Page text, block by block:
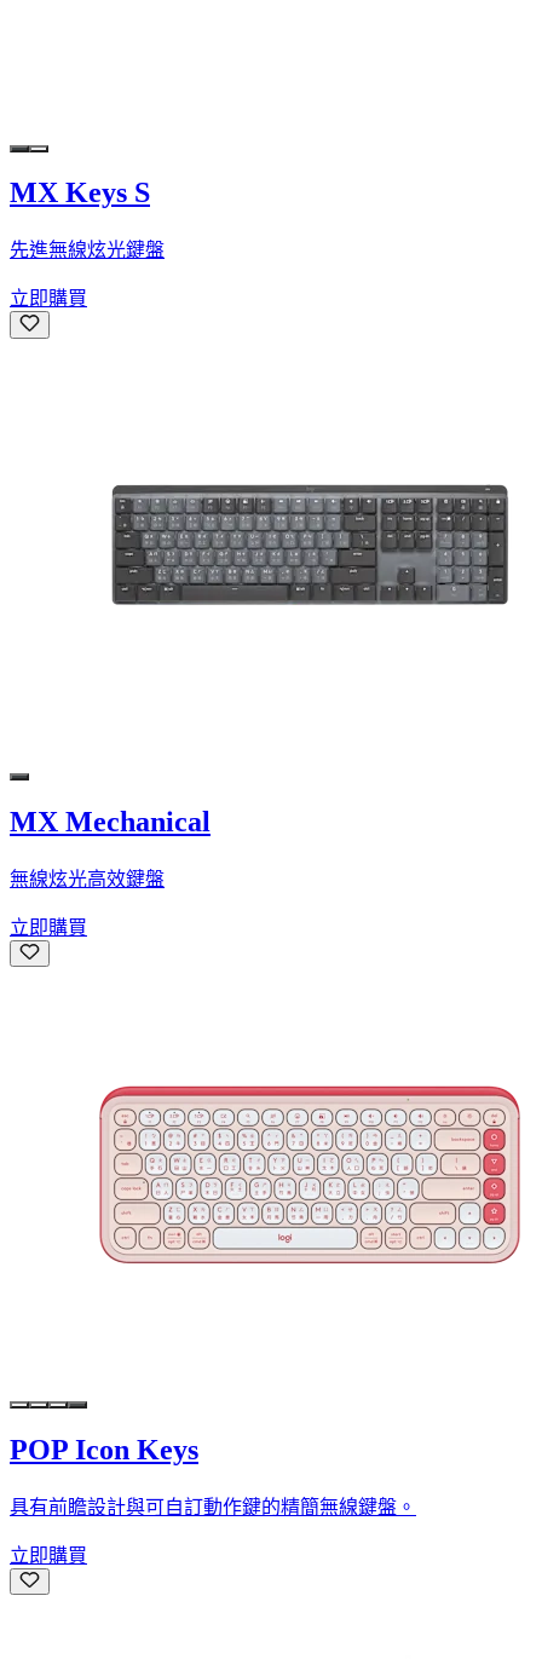
MX Keys S
先進無線炫光鍵盤
立即購買
MX Mechanical
無線炫光高效鍵盤
立即購買
POP Icon Keys
具有前瞻設計與可自訂動作鍵的精簡無線鍵盤。
立即購買